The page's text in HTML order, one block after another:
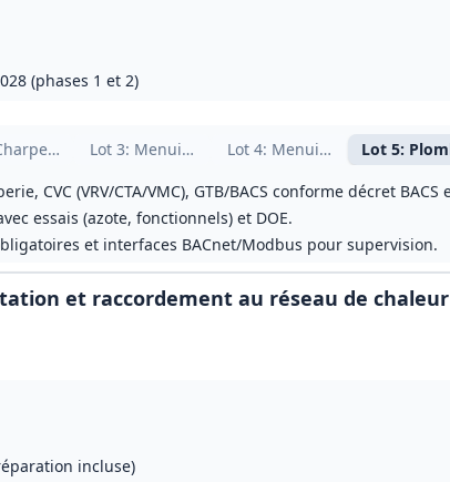
couverture et bardage
Lot 3: Menuiseries extérieures et serrurerie
Lot 4: MenuiseriesLot 5:
CVC (VRV/CTA/VMC), GTB/BACS conforme décret
essais (azote, fonctionnels) et DOE.
et interfaces BACnet/Modbus pour supervision.
(phases 1 et 2)
et raccordement au réseau de chaleur
incluse)